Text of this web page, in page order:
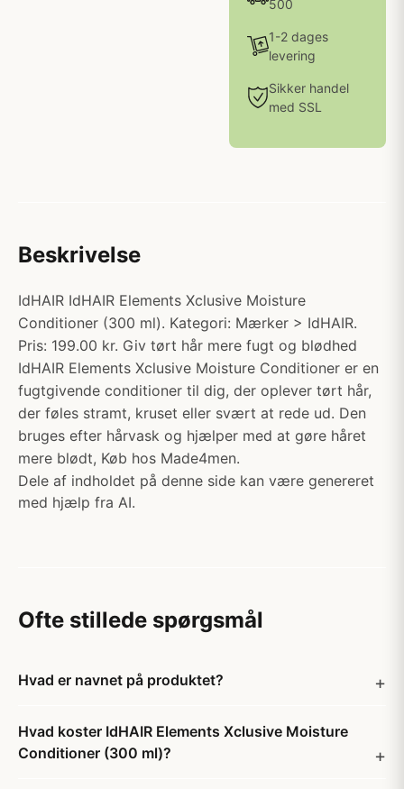
500
1-2 dages
levering
Sikker handel
med SSL
Beskrivelse
IdHAIR IdHAIR Elements Xclusive Moisture
Conditioner (300 ml). Kategori: Mærker > IdHAIR.
Pris: 199.00 kr. Giv tørt hår mere fugt og blødhed
IdHAIR Elements Xclusive Moisture Conditioner er en
fugtgivende conditioner til dig, der oplever tørt hår,
der føles stramt, kruset eller svært at rede ud. Den
bruges efter hårvask og hjælper med at gøre håret
mere blødt, Køb hos Made4men.
Dele af indholdet på denne side kan være genereret
med hjælp fra AI.
Ofte stillede spørgsmål
Hvad er navnet på produktet?
Hvad koster IdHAIR Elements Xclusive Moisture
Conditioner (300 ml)?